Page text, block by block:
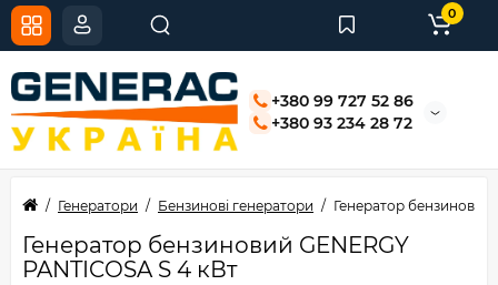
+380 99 727 52 86
+380 93 234 28 72
0
Генератори Бензинові генератори Генератор бензиновий
Генератор бензиновий GENERGY
PANTICOSA S 4 кВт